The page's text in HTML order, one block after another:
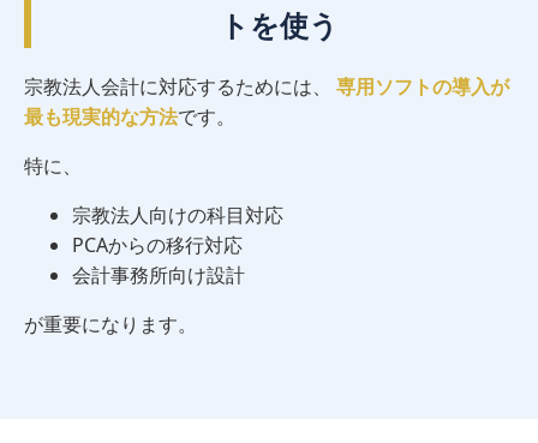
トを使う
宗教法人会計に対応するためには、 専用ソフトの導入が
最も現実的な方法です。
特に、
宗教法人向けの科目対応
PCAからの移行対応
会計事務所向け設計
が重要になります。